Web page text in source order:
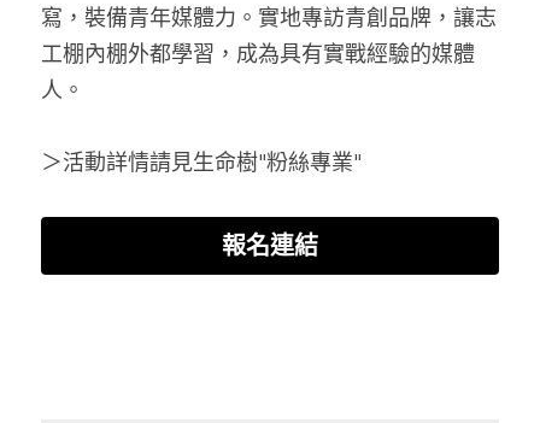
寫，裝備青年媒體力。實地專訪青創品牌，讓志
工棚內棚外都學習，成為具有實戰經驗的媒體
人。
＞活動詳情請見生命樹"粉絲專業"
報名連結